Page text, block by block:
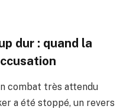
dur : quand la
combat très attendu
a été stoppé, un revers